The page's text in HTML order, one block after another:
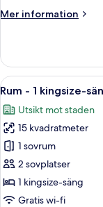
Mer information
Mer
-
enkelsäng
Öppna
alla
foton
för
Rum
-
1
kingsize-
10
Rum - 1 kingsize-
Utsikt mot staden
15 kvadratmeter
1 sovrum
2 sovplatser
1 kingsize-säng
Gratis wi-fi